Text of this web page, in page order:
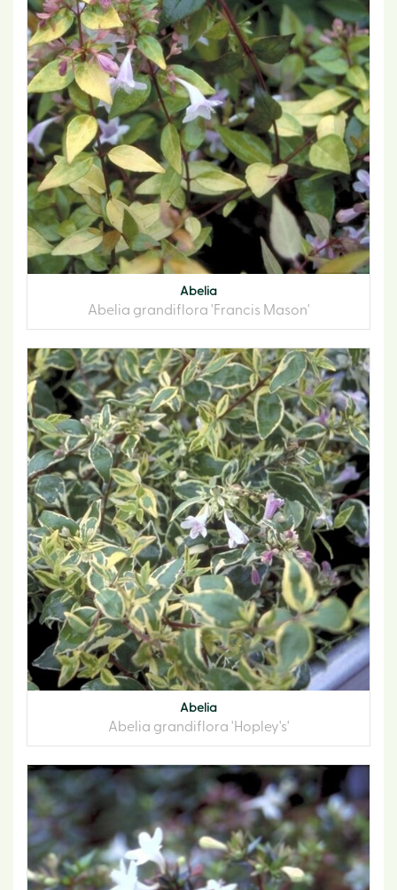
Abelia
Abelia grandiflora 'Francis Mason'
Abelia
Abelia grandiflora 'Hopley's'